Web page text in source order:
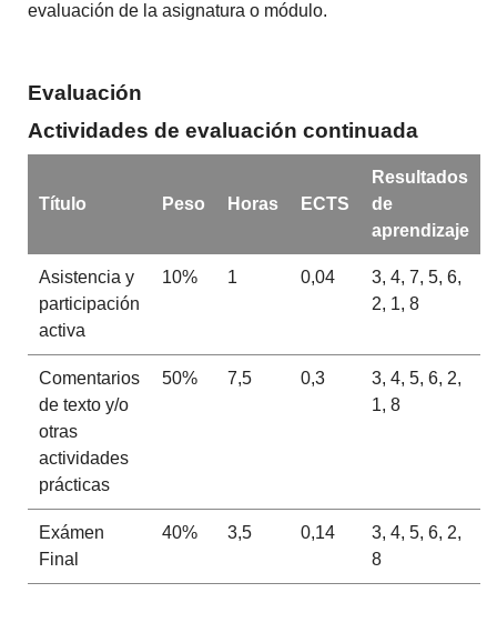
evaluación de la asignatura o módulo.
Evaluación
Actividades de evaluación continuada
Título Peso Horas ECTS
Resultados
de
aprendizaje
Asistencia y
participación
activa
10% 1 0,04
3, 4, 7, 5, 6,
2, 1, 8
Comentarios
de texto y/o
otras
actividades
prácticas
50% 7,5 0,3
3, 4, 5, 6, 2,
1, 8
Exámen
Final
40% 3,5 0,14
3, 4, 5, 6, 2,
8